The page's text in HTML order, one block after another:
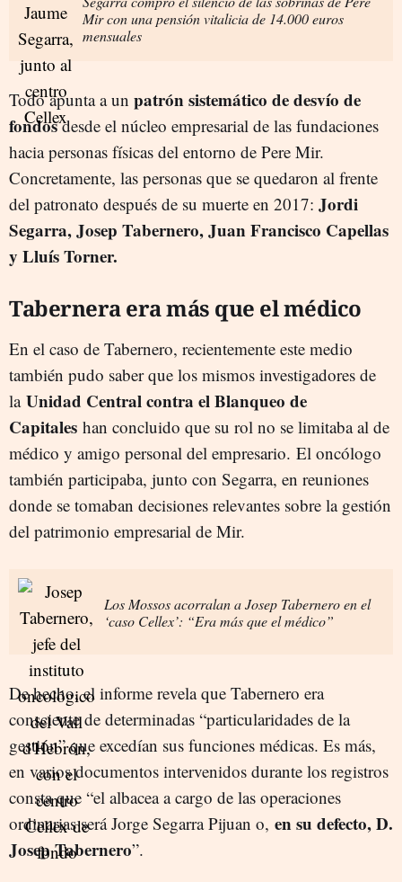
Mir con una pensión vitalicia de 14.000 euros
mensuales
Todo apunta a un patrón sistemático de desvío de
fondosdesde el núcleo empresarial de las fundaciones
hacia personas físicas del entorno de Pere Mir.
Concretamente, las personas que se quedaron al frente
del patronato después de su muerte en 2017: Jordi
Segarra, Josep Tabernero, Juan Francisco Capellas
y Lluís Torner.
Tabernera era más que el médico
En el caso de Tabernero, recientemente este medio
también pudo saber que los mismos investigadores de
la Unidad Central contra el Blanqueo de
Capitales han concluido que su rol no se limitaba al de
médico y amigo personal del empresario. El oncólogo
también participaba, junto con Segarra, en reuniones
donde se tomaban decisiones relevantes sobre la gestión
del patrimonio empresarial de Mir.
Los Mossos acorralan a Josep Tabernero en el
‘caso Cellex’: “Era más que el médico”
De hecho, el informe revela que Tabernero era
consciente de determinadas “particularidades de la
gestión” que excedían sus funciones médicas. Es más,
en varios documentos intervenidos durante los registros
consta que “el albacea a cargo de las operaciones
ordinarias será Jorge Segarra Pijuan o, en su defecto, D.
Josep Tabernero”.